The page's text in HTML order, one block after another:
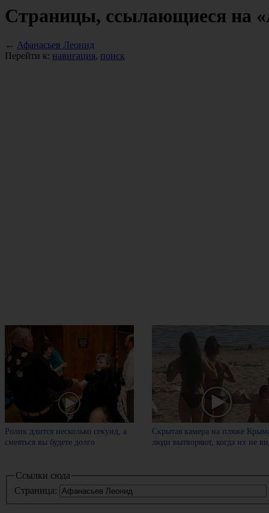
Страницы, ссылающиеся на
← Афанасьев Леонид
Перейти к: навигация, поиск
Ролик длится несколько секунд, а
смеяться вы будете долго
Скрытая камера на пляже
люди вытворяют, когда их не
Ссылки сюда
Страница: